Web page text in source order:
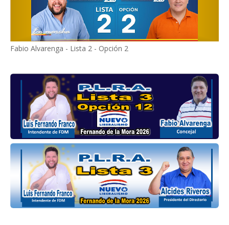
Fabio Alvarenga - Lista 2 - Opción 2